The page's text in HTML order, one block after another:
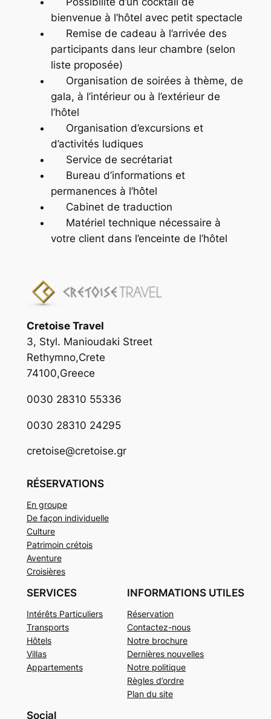
bienvenue à l’hôtel avec petit spectacle
Remise de cadeau à l’arrivée des
participants dans leur chambre (selon
liste proposée)
Organisation de soirées à thème, de
gala, à l’intérieur ou à l’extérieur de
l’hôtel
Organisation d’excursions et
d’activités ludiques
Service de secrétariat
Bureau d’informations et
permanences à l’hôtel
Cabinet de traduction
Matériel technique nécessaire à
votre client dans l’enceinte de l’hôtel
Cretoise Travel
3, Styl. Manioudaki Street
Rethymno,Crete
74100,Greece
0030 28310 55336
0030 28310 24295
cretoise@cretoise.gr
RÉSERVATIONS
En groupe
De façon individuelle
Culture
Patrimoin crétois
Aventure
Croisières
SERVICES
Intérêts Particuliers
Transports
Hôtels
Villas
Appartements
INFORMATIONS UTILES
Réservation
Contactez-nous
Notre brochure
Dernières nouvelles
Notre politique
Règles d’ordre
Plan du site
Social